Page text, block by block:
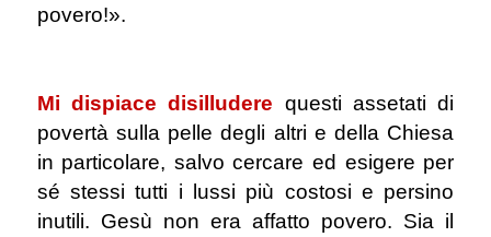
povero!».
Mi dispiace disilludere questi assetati di
povertà sulla pelle degli altri e della Chiesa
in particolare, salvo cercare ed esigere per
sé stessi tutti i lussi più costosi e persino
inutili. Gesù non era affatto povero. Sia il